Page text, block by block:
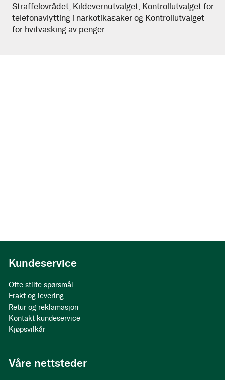
Straffelovrådet, Kildevernutvalget, Kontrollutvalget for
telefonavlytting i narkotikasaker og Kontrollutvalget
for hvitvasking av penger.
Kundeservice
Ofte stilte spørsmål
Frakt og levering
Retur og reklamasjon
Kontakt kundeservice
Kjøpsvilkår
Våre nettsteder